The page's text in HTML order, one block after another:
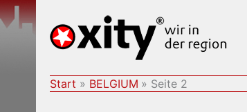
Start BELGIUM Seite 2